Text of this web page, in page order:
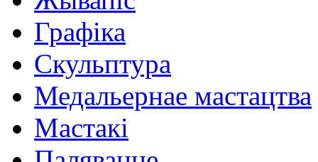
Графіка
Скульптура
Медальернае мастацтва
Мастакі